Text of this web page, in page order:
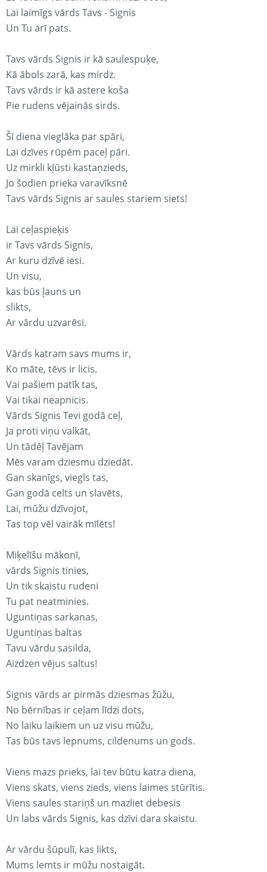
Lai laimīgs vārds Tavs - Signis
Un Tu arī pats.
Tavs vārds Signis ir kā saulespuķe,
Kā ābols zarā, kas mirdz.
Tavs vārds ir kā astere koša
Pie rudens vējainās sirds.
Šī diena vieglāka par spāri,
Lai dzīves rūpēm paceļ pāri.
Uz mirkli kļūsti kastaņzieds,
Jo šodien prieka varavīksnē
Tavs vārds Signis ar saules stariem siets!
Lai ceļaspieķis
ir Tavs vārds Signis,
Ar kuru dzīvē iesi.
Un visu,
kas būs ļauns un
slikts,
Ar vārdu uzvarēsi.
Vārds katram savs mums ir,
Ko māte, tēvs ir licis.
Vai pašiem patīk tas,
Vai tikai neapnicis.
Vārds Signis Tevi godā ceļ,
Ja proti viņu valkāt,
Un tādēļ Tavējam
Mēs varam dziesmu dziedāt.
Gan skanīgs, viegls tas,
Gan godā celts un slavēts,
Lai, mūžu dzīvojot,
Tas top vēl vairāk mīlēts!
Miķelīšu mākonī,
vārds Signis tinies,
Un tik skaistu rudeni
Tu pat neatminies.
Uguntiņas sarkanas,
Uguntiņas baltas
Tavu vārdu sasilda,
Aizdzen vējus saltus!
Signis vārds ar pirmās dziesmas žūžu,
No bērnības ir ceļam līdzi dots,
No laiku laikiem un uz visu mūžu,
Tas būs tavs lepnums, cildenums un gods.
Viens mazs prieks, lai tev būtu katra diena,
Viens skats, viens zieds, viens laimes stūrītis.
Viens saules stariņš un mazliet debesis
Un labs vārds Signis, kas dzīvi dara skaistu.
Ar vārdu šūpulī, kas likts,
Mums lemts ir mūžu nostaigāt.